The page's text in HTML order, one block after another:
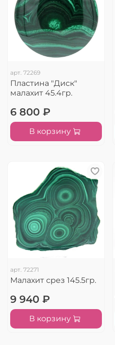
арт. 72269
Пластина "Диск"
малахит 45.4гр.
6 800 ₽
В корзину
арт. 72271
Малахит срез 145.5гр.
9 940 ₽
В корзину